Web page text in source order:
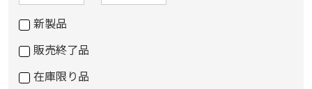
新製品
販売終了品
在庫限り品